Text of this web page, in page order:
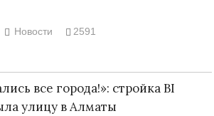
Новости 2591
все города!»: стройка BI
улицу в Алматы